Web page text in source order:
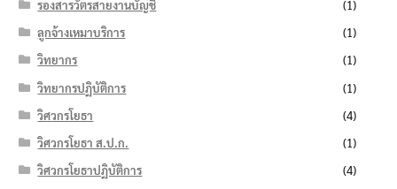
รองสารวัตรสายงานบัญชี
(1)
ลูกจ้างเหมาบริการ
(1)
วิทยากร
(1)
วิทยากรปฏิบัติการ
(1)
วิศวกรโยธา
(4)
วิศวกรโยธา ส.ป.ก.
(1)
วิศวกรโยธาปฏิบัติการ
(4)